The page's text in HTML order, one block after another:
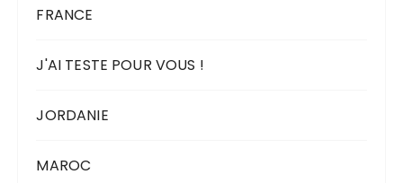
FRANCE
J'AI TESTE POUR VOUS !
JORDANIE
MAROC